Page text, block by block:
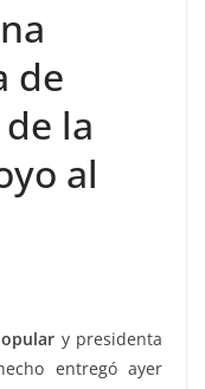
de
la
al
y presidenta
entregó ayer